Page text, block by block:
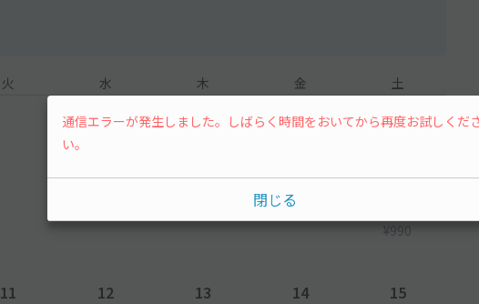
火 水 木 金 土
¥990
11 12 13 14 15
通信エラーが発生しました。しばらく時間をおいてから再度お試しくだ
い。
閉じる